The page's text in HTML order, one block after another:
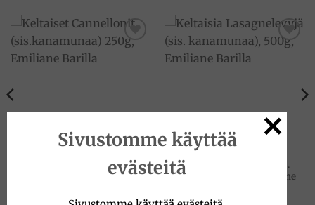
Add to
(sis.kanamunaa) 250g,
Add to
Keltaisia Lasagnelevyjä (sis.
kanamunaa), 500g, Emiliane
5.50€
Sivustomme käyttää
evästeitä